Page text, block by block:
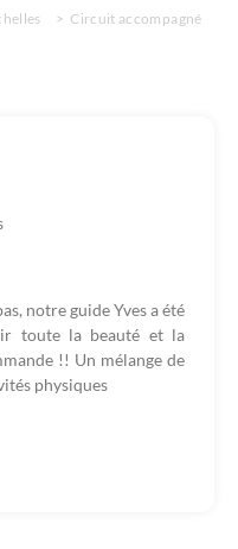
Circuit accompagné
notre guide Yves a été
toute la beauté et la
!! Un mélange de
physiques